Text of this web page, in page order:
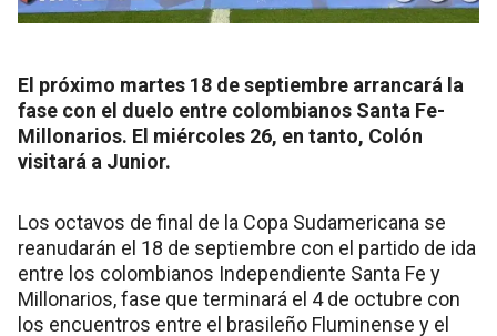
El próximo martes 18 de septiembre arrancará la
fase con el duelo entre colombianos Santa Fe-
Millonarios. El miércoles 26, en tanto, Colón
visitará a Junior.
Los octavos de final de la Copa Sudamericana se
reanudarán el 18 de septiembre con el partido de ida
entre los colombianos Independiente Santa Fe y
Millonarios, fase que terminará el 4 de octubre con
los encuentros entre el brasileño Fluminense y el